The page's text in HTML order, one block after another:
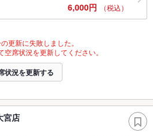
6,000円 （税込）
更新に失敗しました。
席状況を更新してください。
状況を更新する
店